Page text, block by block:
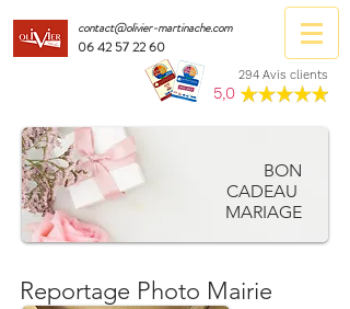
contact@olivier-martinache.com
06 42 57 22 60
294 Avis clients
5,0
BON
CADEAU
MARIAGE
Reportage Photo Mairie